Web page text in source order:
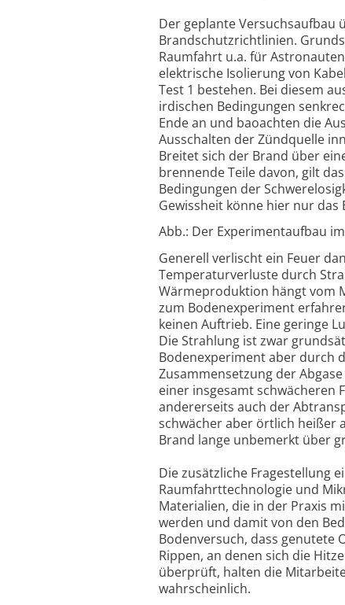
Der geplante Versuchsaufbau
Brandschutzrichtlinien.
Raumfahrt u.a. für
elektrische Isolierung von
Test 1 bestehen. Bei diesem
irdischen Bedingungen
Ende an und baoachten die
Ausschalten der Zündquelle
Breitet sich der Brand über
brennende Teile davon, gilt
Bedingungen der
Gewissheit könne hier nur das
Abb.: Der Experimentaufbau im
Generell verlischt ein Feuer
Temperaturverluste durch
Wärmeproduktion hängt vom
zum Bodenexperiment
keinen Auftrieb. Eine geringe
Die Strahlung ist zwar
Bodenexperiment aber durch
Zusammensetzung der
einer insgesamt schwächeren
andererseits auch der
schwächer aber örtlich heißer
Brand lange unbemerkt über
Die zusätzliche Fragestellung
Raumfahrttechnologie und
Materialien, die in der Praxis
werden und damit von den
Bodenversuch, dass genutete
Rippen, an denen sich die
überprüft, halten die
wahrscheinlich.